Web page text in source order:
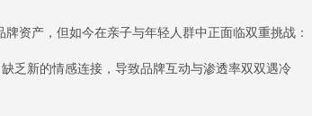
资产，但如今在亲子与年轻人群中正面临双重挑战：
乏新的情感连接，导致品牌互动与渗透率双双遇冷